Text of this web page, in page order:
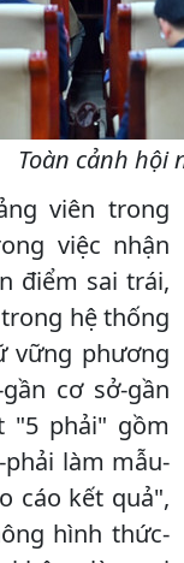
Toàn cảnh hội
viên trong
việc nhận
điểm sai trái,
hệ thống
vững phương
cơ sở-gần
"5 phải" gồm
làm mẫu-
cáo kết quả",
hình thức-